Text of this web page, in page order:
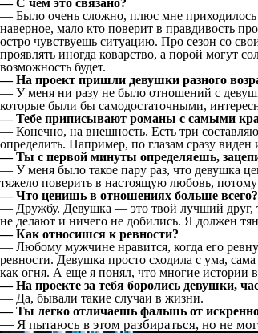
— С чем это связано?
— Было очень сложно, плюс мне приходилось
наверное, мало кто поверит в правдивость
остро чувствуешь ситуацию. Про сезон со
проявлять иногда коварство, а порой могут
возможность будет.
— На проект пришли девушки разного
— У меня ни разу не было отношений с
которые были бы самодостаточными,
— Тебе приписывают романы с самыми
— Конечно, на внешность. Есть три
определить. Например, по глазам сразу
— Ты с первой минуты определяешь,
— У меня было такое пару раз, что девушка
тяжело поверить в настоящую любовь,
— Что ценишь в отношениях больше
— Дружбу. Девушка — это твой лучший друг,
не делают и ничего не добились. Я должен
— Как относишся к ревности?
— Любому мужчине нравится, когда его
ревности. Девушка просто сходила с ума,
как огня. А еще я понял, что многие истории
— На проекте за тебя боролись девушки,
— Да, бывали такие случаи в жизни.
— Ты легко отличаешь фальшь от
— Я пытаюсь в этом разбираться, но не